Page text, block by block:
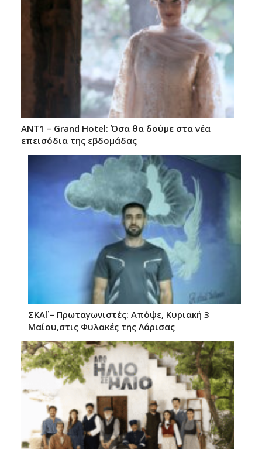
ΑΝΤ1 – Grand Hotel: Όσα θα δούμε στα νέα
επεισόδια της εβδομάδας
ΣΚΑΪ – Πρωταγωνιστές: Απόψε, Κυριακή 3
Μαίου,στις Φυλακές της Λάρισας